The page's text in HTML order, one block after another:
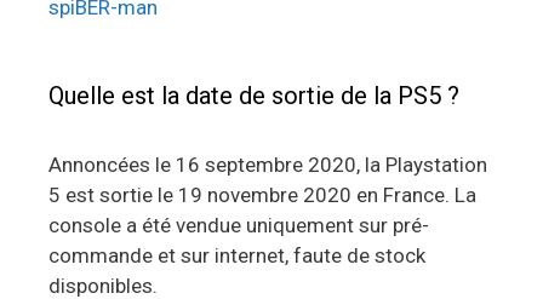
spiBER-man
Quelle est la date de sortie de la PS5 ?
Annoncées le 16 septembre 2020, la Playstation
5 est sortie le 19 novembre 2020 en France. La
console a été vendue uniquement sur pré-
commande et sur internet, faute de stock
disponibles.